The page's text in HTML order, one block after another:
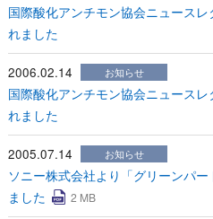
国際酸化アンチモン協会ニュース
れました
2006.02.14 お知らせ
国際酸化アンチモン協会ニュース
れました
2005.07.14 お知らせ
ソニー株式会社より「グリーンパ
ました
2 MB